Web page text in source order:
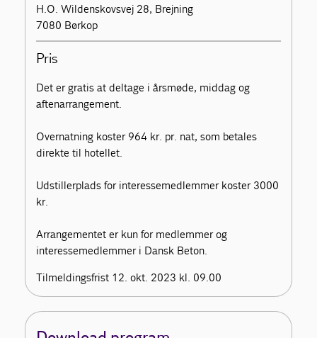
H.O. Wildenskovsvej 28, Brejning
7080 Børkop
Pris
Det er gratis at deltage i årsmøde, middag og
aftenarrangement.
Overnatning koster 964 kr. pr. nat, som betales
direkte til hotellet.
Udstillerplads for interessemedlemmer koster 3000
kr.
Arrangementet er kun for medlemmer og
interessemedlemmer i Dansk Beton.
Tilmeldingsfrist 12. okt. 2023 kl. 09.00